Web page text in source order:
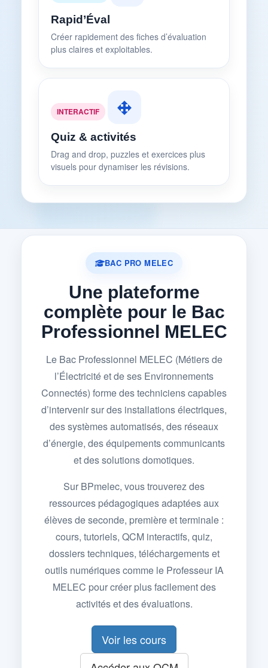
Rapid’Éval
Créer rapidement des fiches d’évaluation
plus claires et exploitables.
INTERACTIF
Quiz & activités
Drag and drop, puzzles et exercices plus
visuels pour dynamiser les révisions.
BAC PRO MELEC
Une plateforme
complète pour le Bac
Professionnel MELEC
Le Bac Professionnel MELEC (Métiers de
l’Électricité et de ses Environnements
Connectés) forme des techniciens capables
d’intervenir sur des installations électriques,
des systèmes automatisés, des réseaux
d’énergie, des équipements communicants
et des solutions domotiques.
Sur BPmelec, vous trouverez des
ressources pédagogiques adaptées aux
élèves de seconde, première et terminale :
cours, tutoriels, QCM interactifs, quiz,
dossiers techniques, téléchargements et
outils numériques comme le Professeur IA
MELEC pour créer plus facilement des
activités et des évaluations.
Voir les cours